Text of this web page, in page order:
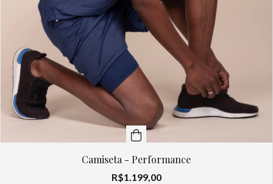
Camiseta - Performance
R$1.199,00